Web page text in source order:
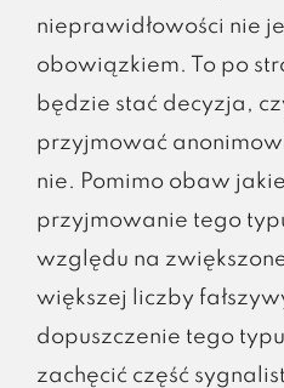
nieprawidłowości nie
obowiązkiem. To po
będzie stać decyzja,
przyjmować
nie. Pomimo obaw
przyjmowanie tego
względu na
większej liczby
dopuszczenie tego
zachęcić część